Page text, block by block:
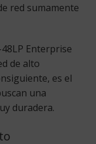
red sumamente
Enterprise
de alto
es el
una
duradera.